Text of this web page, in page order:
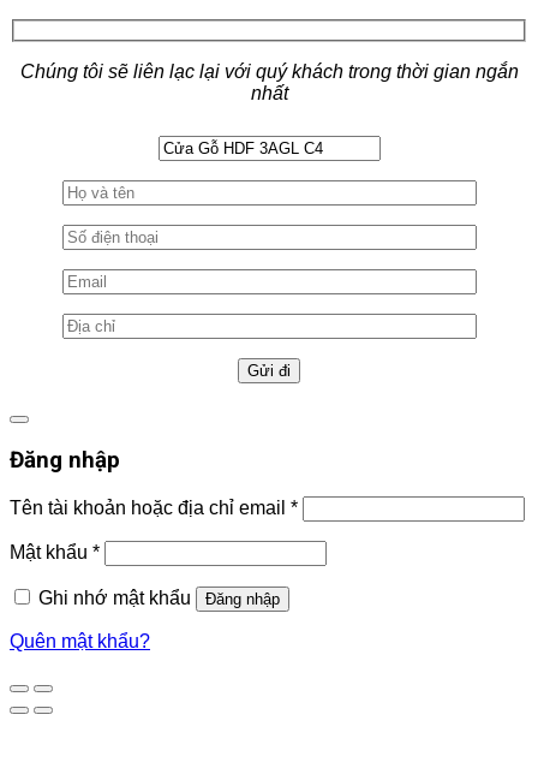
Chúng tôi sẽ liên lạc lại với quý khách trong thời gian ngắn
nhất
Đăng nhập
Tên tài khoản hoặc địa chỉ email *
Mật khẩu *
Ghi nhớ mật khẩu Đăng nhập
Quên mật khẩu?